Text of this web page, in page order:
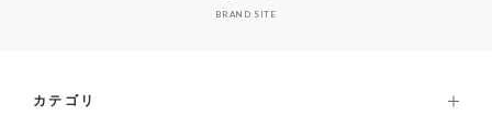
BRAND SITE
カテゴリ